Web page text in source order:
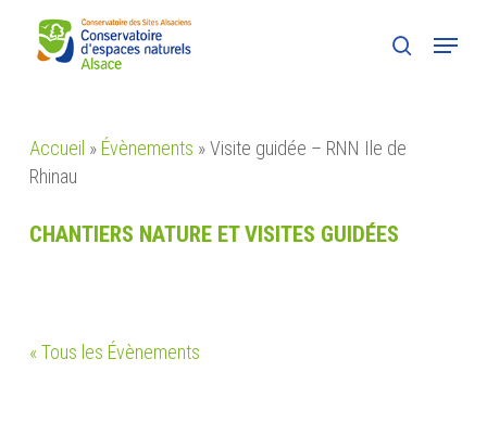
search
Menu
Accueil » Évènements »Visite guidée – RNN Ile de
Rhinau
CHANTIERS NATURE ET VISITES GUIDÉES
« Tous les Évènements